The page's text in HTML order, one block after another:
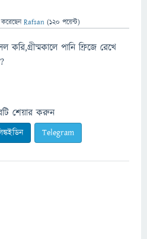
করেছেনRafsan (120 পয়েন্ট)
পানি ফ্রিজে রেখে
শেয়ার করুন
Telegram